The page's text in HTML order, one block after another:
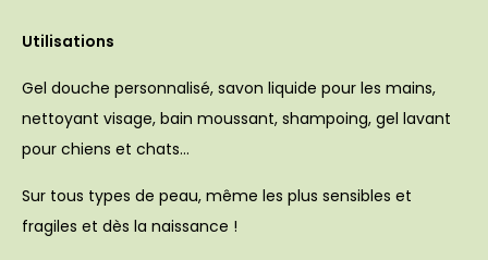
Utilisations
Gel douche personnalisé, savon liquide pour les mains,
nettoyant visage, bain moussant, shampoing, gel lavant
pour chiens et chats…
Sur tous types de peau, même les plus sensibles et
fragiles et dès la naissance !